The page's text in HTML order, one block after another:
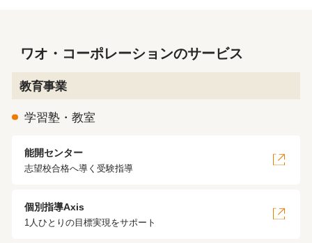
ワオ・コーポレーションのサービス
教育事業
学習塾・教室
能開センター
志望校合格へ導く受験指導
個別指導Axis
1人ひとりの目標実現をサポート